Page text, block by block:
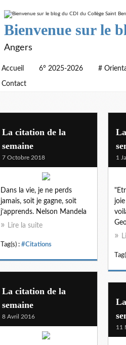
Bienvenue sur le
Angers
Accueil 6° 2025-2026 #
Contact
citations
La citation de la
semaine
7 Octobre 2018
Dans la vie, je ne perds
jamais, soit je gagne, soit
j’apprends. Nelson Mandela
Lire la suite
Tag(s) : #Citations
1
La citation de la
semaine
8 Avril 2016
11